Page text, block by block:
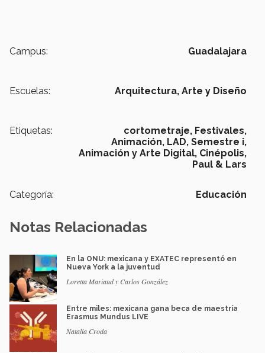
Campus: Guadalajara
Escuelas: Arquitectura, Arte y Diseño
Etiquetas: cortometraje, Festivales,
Animación, LAD, Semestre i,
Animación y Arte Digital, Cinépolis,
Paul & Lars
Categoría: Educación
Notas Relacionadas
En la ONU: mexicana y EXATEC representó en
Nueva York a la juventud
Loretta Mariaud y Carlos González
Entre miles: mexicana gana beca de maestría
Erasmus Mundus LIVE
Natalia Croda